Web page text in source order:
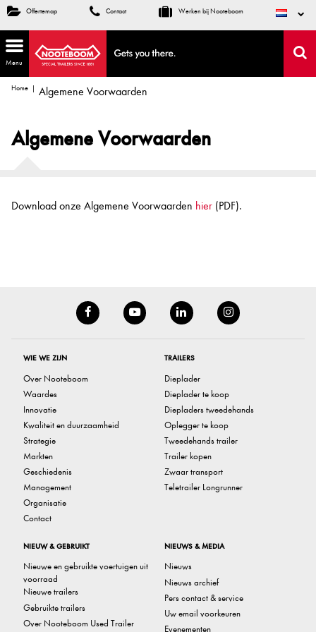
Offertemap Contact Werken bij Nooteboom
Menu
Home Algemene Voorwaarden
Algemene Voorwaarden
Download onze Algemene Voorwaarden hier (PDF).
WIE WE ZIJN
Over Nooteboom
Waardes
Innovatie
Kwaliteit en duurzaamheid
Strategie
Markten
Geschiedenis
Management
Organisatie
Contact
TRAILERS
Dieplader
Dieplader te koop
Diepladers tweedehands
Oplegger te koop
Tweedehands trailer
Trailer kopen
Zwaar transport
Teletrailer Longrunner
NIEUW & GEBRUIKT
Nieuwe en gebruikte voertuigen uit
voorraad
Nieuwe trailers
Gebruikte trailers
Over Nooteboom Used Trailer
NIEUWS & MEDIA
Nieuws
Nieuws archief
Pers contact & service
Uw email voorkeuren
Evenementen